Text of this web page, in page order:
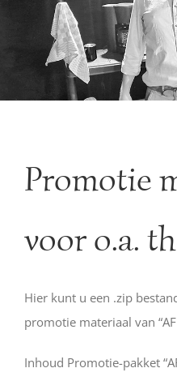
Promotie
voor o.a.
Hier kunt u een .zip
promotie materiaal van
Inhoud Promotie-pakket